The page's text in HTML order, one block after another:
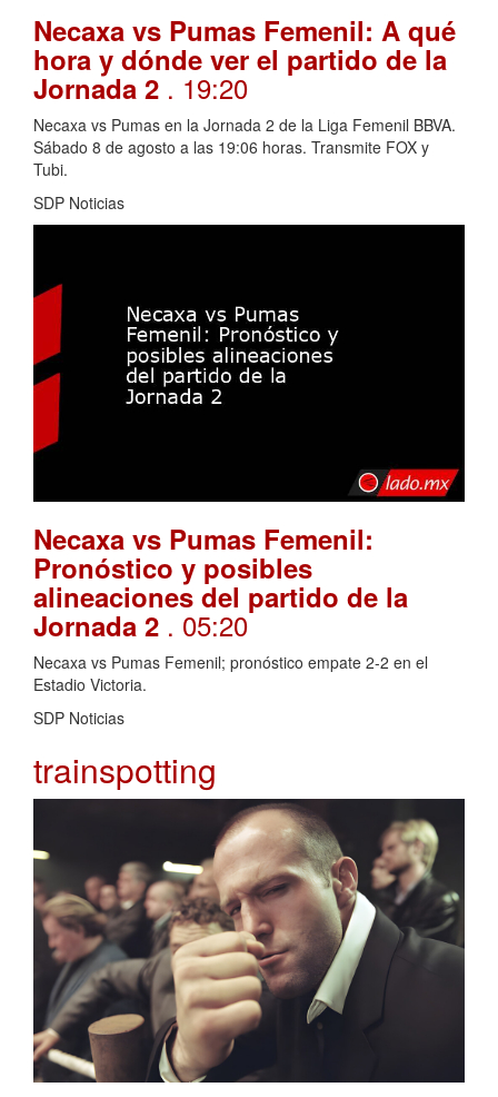
Necaxa vs Pumas Femenil: A qué
hora y dónde ver el partido de la
Jornada 2 . 19:20
Necaxa vs Pumas en la Jornada 2 de la Liga Femenil BBVA.
Sábado 8 de agosto a las 19:06 horas. Transmite FOX y
Tubi.
SDP Noticias
Necaxa vs Pumas Femenil:
Pronóstico y posibles
alineaciones del partido de la
Jornada 2 . 05:20
Necaxa vs Pumas Femenil; pronóstico empate 2-2 en el
Estadio Victoria.
SDP Noticias
trainspotting